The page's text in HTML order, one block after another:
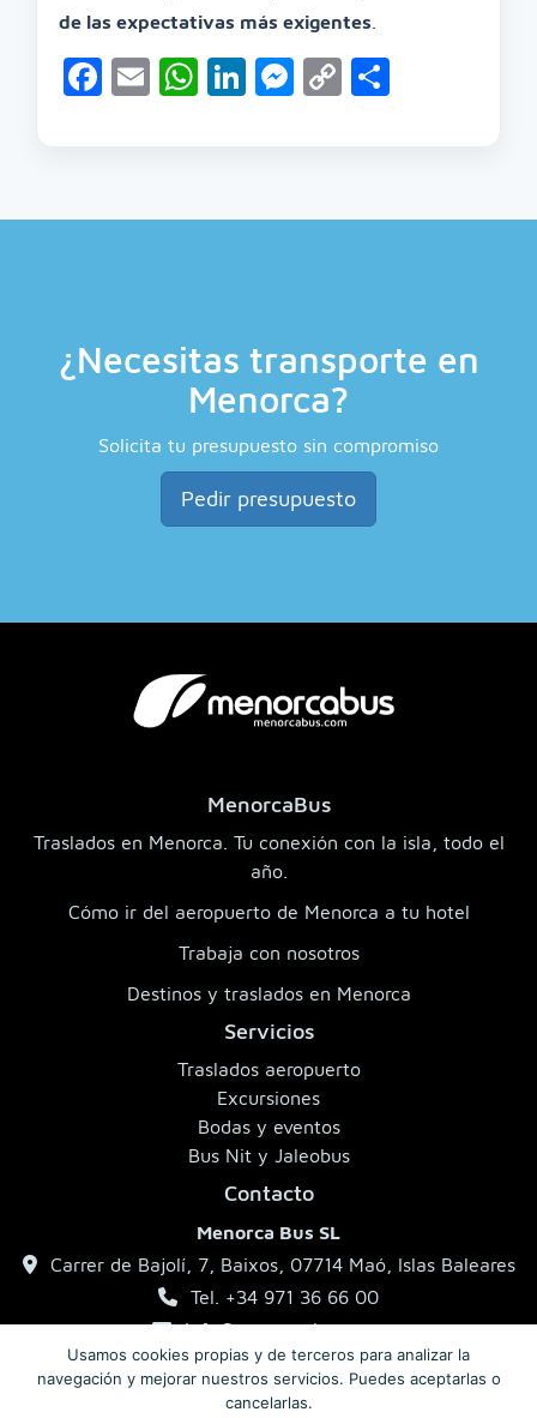
de las expectativas más exigentes
Facebook
EmailWhatsApp
LinkedIn
Messenger
Copy
¿Necesitas transporte en
Menorca?
Solicita tu presupuesto sin compromiso
Pedir presupuesto
MenorcaBus
Traslados en Menorca. Tu conexión con la isla, todo el
año.
Cómo ir del aeropuerto de Menorca a tu hotel
Trabaja con nosotros
Destinos y traslados en Menorca
Servicios
Traslados aeropuerto
Excursiones
Bodas y eventos
Bus Nit y Jaleobus
Contacto
Menorca Bus SL
Carrer de Bajolí, 7, Baixos, 07714 Maó, Islas Baleares
Tel. +34 971 36 66 00
info@menorcabus.com
Usamos cookies propias y de terceros para analizar la
navegación y mejorar nuestros servicios. Puedes aceptarlas o
cancelarlas.